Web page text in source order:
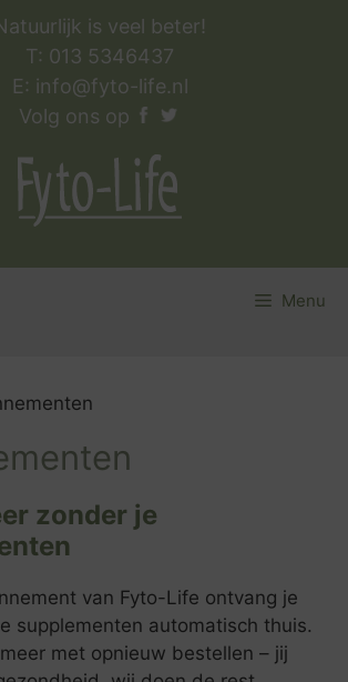
is veel beter!
T: 013 5346437
E: info@fyto-life.nl
Volg ons op
Menu
zonder je
van Fyto-Life ontvang je
supplementen automatisch thuis.
met opnieuw bestellen – jij